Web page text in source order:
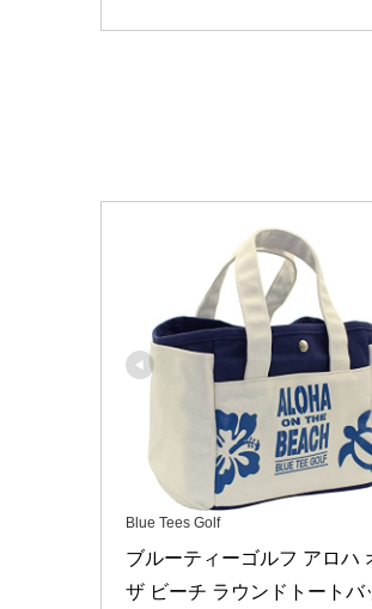
Blue Tees Golf
ブルーティーゴルフ アロハ
ザ ビーチ ラウンドトートバ